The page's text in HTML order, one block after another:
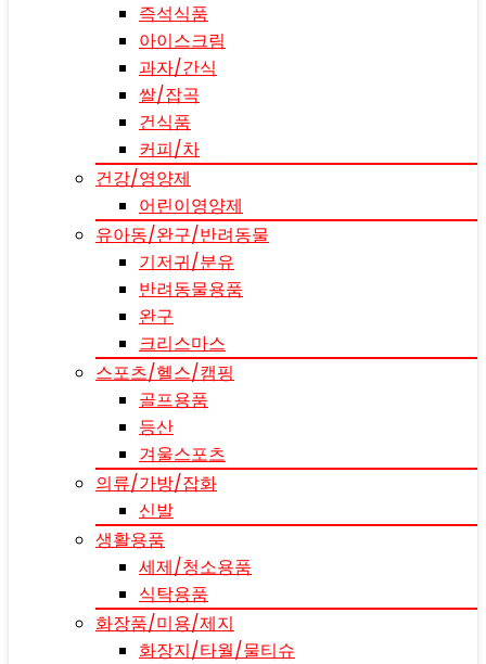
즉석식품
아이스크림
과자/간식
쌀/잡곡
건식품
커피/차
건강/영양제
어린이영양제
유아동/완구/반려동물
기저귀/분유
반려동물용품
완구
크리스마스
스포츠/헬스/캠핑
골프용품
등산
겨울스포츠
의류/가방/잡화
신발
생활용품
세제/청소용품
식탁용품
화장품/미용/제지
화장지/타월/물티슈